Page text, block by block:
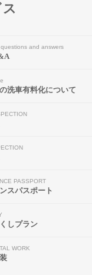
and answers
洗車有料化について
PASSPORT
スパスポート
しプラン
WORK